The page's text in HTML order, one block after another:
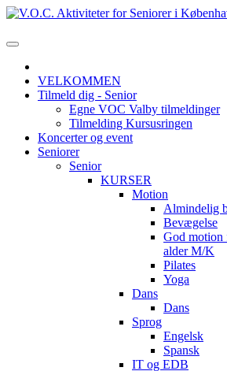
VELKOMMEN
Tilmeld dig - Senior
Egne VOC Valby tilmeldinger
Tilmelding Kursusringen
Koncerter og event
Seniorer
Senior
KURSER
Motion
Almindelig
Bevægelse
God motion
alder M/K
Pilates
Yoga
Dans
Dans
Sprog
Engelsk
Spansk
IT og EDB